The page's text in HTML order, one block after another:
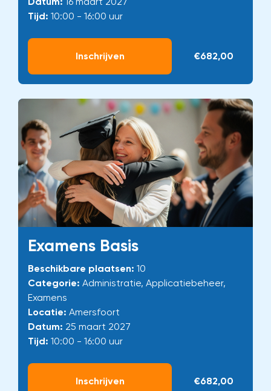
Tijd: 10:00 - 16:00 uur
Inschrijven €682,00
Examens Basis
Beschikbare plaatsen: 10
Categorie: Administratie, Applicatiebeheer,
Examens
Locatie: Amersfoort
Datum: 25 maart 2027
Tijd: 10:00 - 16:00 uur
Inschrijven €682,00